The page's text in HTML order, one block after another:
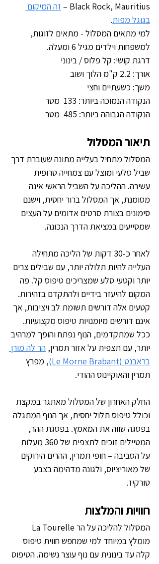
Black Rock, Mauritius –
זה המיקום
בגוגל מפות.
למי מתאים המסלול - מתאים לזוגות,
למשפחות וילדים מגיל 6 ומעלה.
דרגת קושי: קל פלוס / בינוני
אורך: 2.2 ק"מ הלוך ושוב
משך: כשעתיים וחצי
הנקודה הנמוכה ביותר: 133  מטר
הנקודה הגבוהה ביותר: 485  מטר
תיאור המסלול
המסלול מתחיל בעלייה מתונה שעוברת דרך
שביל סלעי ומוצל עם צמחייה טרופית
עשירה. ההליכה על השביל הראשי אינה
מסומנת, אך המסלול ברור יחסית, וישנם
סימונים בצורת סרטים אדומים על העצים
שמסייעים במציאת הדרך הנכונה.
לאחר כ-30 דקות של הליכה מתחילה
העלייה להיות תלולה יותר, עם שבילים צרים
יותר וקטעי סלע שמצריכים טיפוס קל. פה
המקום להיעזר בידיים ולהתקדם בזהירות.
קטעים אלה דורשים תשומת לב ויציבות, אך
אינם דורשים מיומנויות טיפוס מקצועיות.
ככל שמתקדמים, הנוף נפתח והופך למרהיב
יותר, עם תצפית על אזור תמרין, הר לה מורן
בראבנט (Le Morne Brabant)
, מפרץ
תמרין והאוקיינוס ההודי.
החלק האחרון של המסלול מאתגר במקצת
וכולל טיפוס תלול יחסית, אך הנוף המתגלה
בפסגה שווה את המאמץ. בפסגת ההר,
המטיילים זוכים לתצפית של 360 מעלות
על הסביבה – חופי תמרין, ההרים הירוקים
של מאוריציוס, ולגונה מדהימה בצבע
טורקיז.
חוויות והמלצות
מומלץ במיוחד למי שמחפש חווית טיפוס
קלה עד בינונית עם נוף עוצר נשימה. הטיפוס